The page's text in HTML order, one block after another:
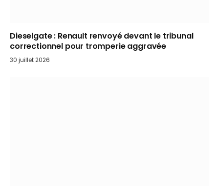
Dieselgate : Renault renvoyé devant le tribunal
correctionnel pour tromperie aggravée
30 juillet 2026